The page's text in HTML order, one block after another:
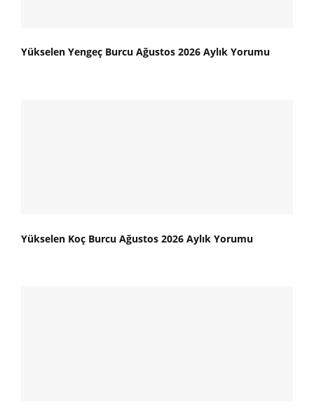
Yükselen Yengeç Burcu Ağustos 2026 Aylık Yorumu
Yükselen Koç Burcu Ağustos 2026 Aylık Yorumu